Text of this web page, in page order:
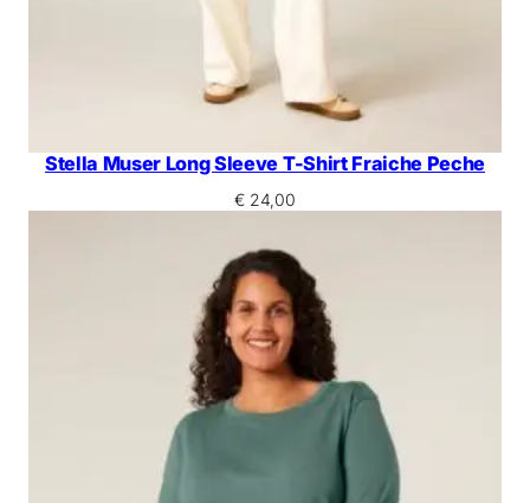
Stella Muser Long Sleeve T-Shirt Fraiche Peche
€24,00